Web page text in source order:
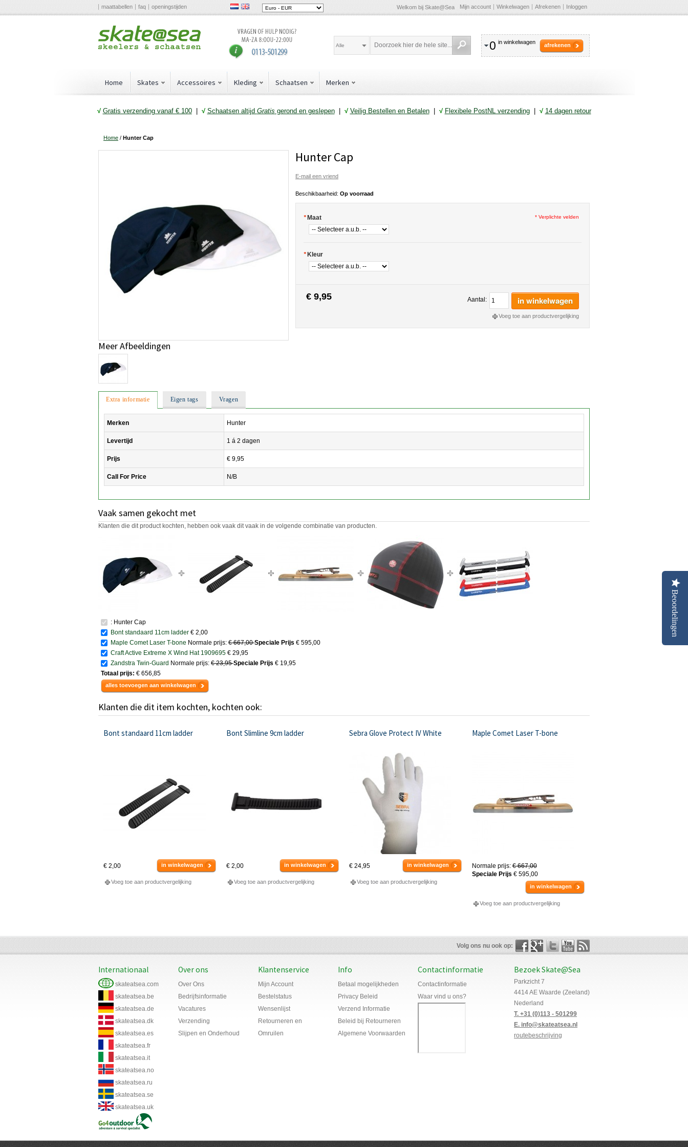
maattabellen faq openingstijden Welkom bij Skate@Sea Mijn account Winkelwagen Afrekenen Inloggen
0 in winkelwagen afrekenen
Alle
Home Skates Accessoires Kleding Schaatsen Merken
√ Gratis verzending vanaf € 100| √ Schaatsen altijd Gratis gerond en geslepen| √ Veilig Bestellen en Betalen| √ Flexibele PostNL verzending| √ 14 dagen retour
Home / Hunter Cap
Hunter Cap
E-mail een vriend
Beschikbaarheid: Op voorraad
* Maat
* Kleur
* Verplichte velden
€ 9,95 Aantal: in winkelwagen
Voeg toe aan productvergelijking
Meer Afbeeldingen
Extra informatie Eigen tags Vragen
Merken Hunter
Levertijd 1 á 2 dagen
Prijs € 9,95
Call For Price N/B
Vaak samen gekocht met
Klanten die dit product kochten, hebben ook vaak dit vaak in de volgende combinatie van producten.
: Hunter Cap
Bont standaard 11cm ladder € 2,00
Maple Comet Laser T-bone Normale prijs: € 667,00Speciale Prijs € 595,00
Craft Active Extreme X Wind Hat 1909695 € 29,95
Zandstra Twin-Guard Normale prijs: € 23,95Speciale Prijs € 19,95
Totaal prijs: € 656,85
alles toevoegen aan winkelwagen
Klanten die dit item kochten, kochten ook:
Bont standaard 11cm ladder
€ 2,00 in winkelwagen
Voeg toe aan productvergelijking
Bont Slimline 9cm ladder
€ 2,00 in winkelwagen
Voeg toe aan productvergelijking
Sebra Glove Protect IV White
€ 24,95 in winkelwagen
Voeg toe aan productvergelijking
Maple Comet Laser T-bone
Normale prijs: € 667,00
Speciale Prijs € 595,00
in winkelwagen
Voeg toe aan productvergelijking
Volg ons nu ook op:
Internationaal
skateatsea.com
skateatsea.be
skateatsea.de
skateatsea.dk
skateatsea.es
skateatsea.fr
skateatsea.it
skateatsea.no
skateatsea.ru
skateatsea.se
skateatsea.uk
Over ons
Over Ons
Bedrijfsinformatie
Vacatures
Verzending
Slijpen en Onderhoud
Klantenservice
Mijn Account
Bestelstatus
Wensenlijst
Retourneren en
Omruilen
Info
Betaal mogelijkheden
Privacy Beleid
Verzend Informatie
Beleid bij Retourneren
Algemene Voorwaarden
Contactinformatie
Contactinformatie
Waar vind u ons?
Bezoek Skate@Sea
Parkzicht 7
4414 AE Waarde (Zeeland)
Nederland
T. +31 (0)113 - 501299
E. info@skateatsea.nl
routebeschrijving
Beoordelingen